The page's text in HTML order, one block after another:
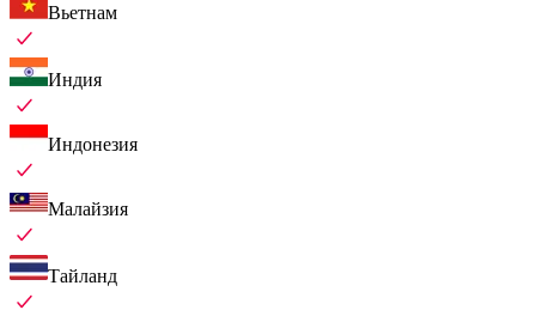
Вьетнам
Индия
Индонезия
Малайзия
Тайланд